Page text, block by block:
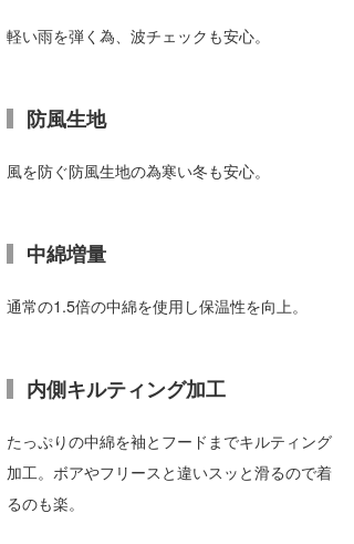
軽い雨を弾く為、波チェックも安心。
防風生地
風を防ぐ防風生地の為寒い冬も安心。
中綿増量
通常の1.5倍の中綿を使用し保温性を向上。
内側キルティング加工
たっぷりの中綿を袖とフードまでキルティング
加工。ボアやフリースと違いスッと滑るので着
るのも楽。
mitz
S.K
Soulman
waka☆=
YUKI☆
ハンマー
まっきー
三輪予報士